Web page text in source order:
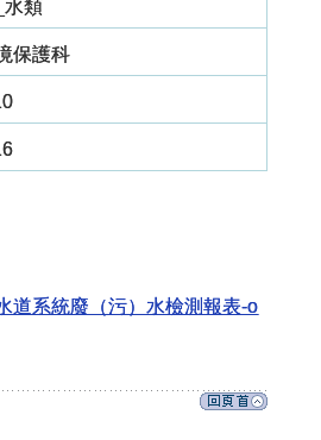
水類
保護科
道系統廢（污）水檢測報表-o